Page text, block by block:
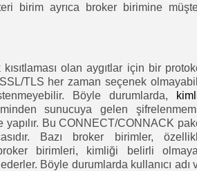
birim ayrıca broker birimine
olan aygıtlar için bir
TLS her zaman seçenek
Böyle durumlarda,
sunucuya gelen
yapılır. Bu CONNECT/CONNACK
Bazı broker birimler,
birimleri, kimliği belirli
Böyle durumlarda kullanıcı adı